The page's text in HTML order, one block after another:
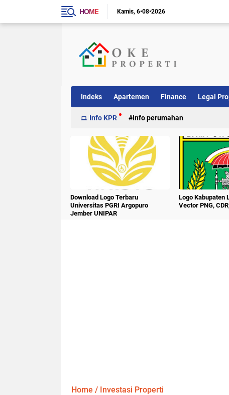
HOME Kamis 6•08•2026
Indeks Apartemen Finance Legal
Info KPR info perumahan
Download Logo Terbaru
Universitas PGRI Argopuro
Jember UNIPAR
Logo Kabupaten
Vector PNG,
Home / Investasi Properti